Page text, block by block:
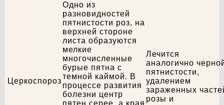
Церкоспороз
Одно из
разновидностей
пятнистости роз, на
верхней стороне
листа образуются
мелкие
многочисленные
бурые пятна с
темной каймой. В
процессе развития
болезни центр
пятен серее, а края
Лечится
аналогично
пятнистости,
удалением
зараженных
розы и